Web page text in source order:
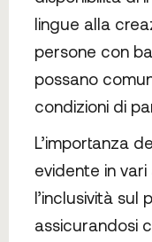
lingue alla
persone con
possano
condizioni di
L’importanza
evidente in
l’inclusività sul
assicurandosi